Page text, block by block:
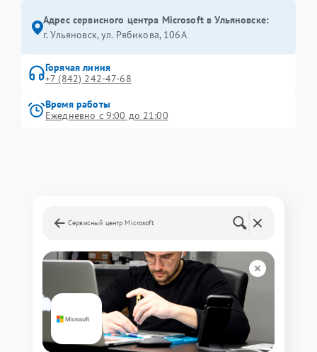
Адрес сервисного центра Microsoft в Ульяновске:
г. Ульяновск, ул. Рябикова, 106А
Горячая линия
+7 (842) 242-47-68
Время работы
Ежедневно с 9:00 до 21:00
Сервисный центр Microsoft